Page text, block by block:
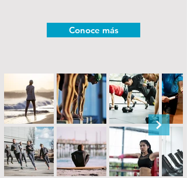
Conoce más